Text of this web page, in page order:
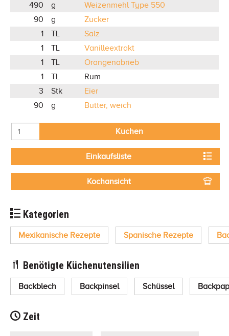
490 g
Weizenmehl Type 550
90
g
Zucker
1
TL
Salz
1
TL
Vanilleextrakt
1
TL
Orangenabrieb
1
TL
Rum
3
Stk
Eier
90
g Butter, weich
Kuchen
Einkaufsliste
Kochansicht
Kategorien
Mexikanische Rezepte Spanische Rezepte
Benötigte Küchenutensilien
Backblech Backpinsel Schüssel
Zeit